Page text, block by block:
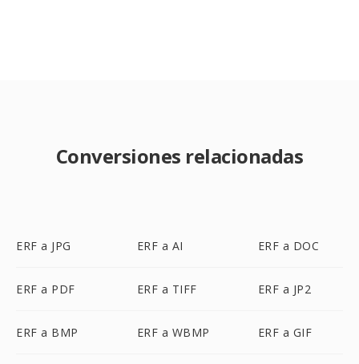
Conversiones relacionadas
ERF a JPG ERF a AI ERF a DOC
ERF a PDF ERF a TIFF ERF a JP2
ERF a BMP ERF a WBMP ERF a GIF